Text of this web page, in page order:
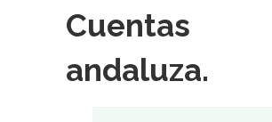
Cuentas
andaluza.